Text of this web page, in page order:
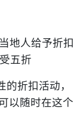
地人给予折扣
五折
折扣活动，
以随时在这个